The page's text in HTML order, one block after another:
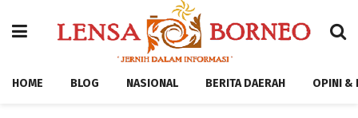
HOME BLOG NASIONAL BERITA DAERAH OPINI &